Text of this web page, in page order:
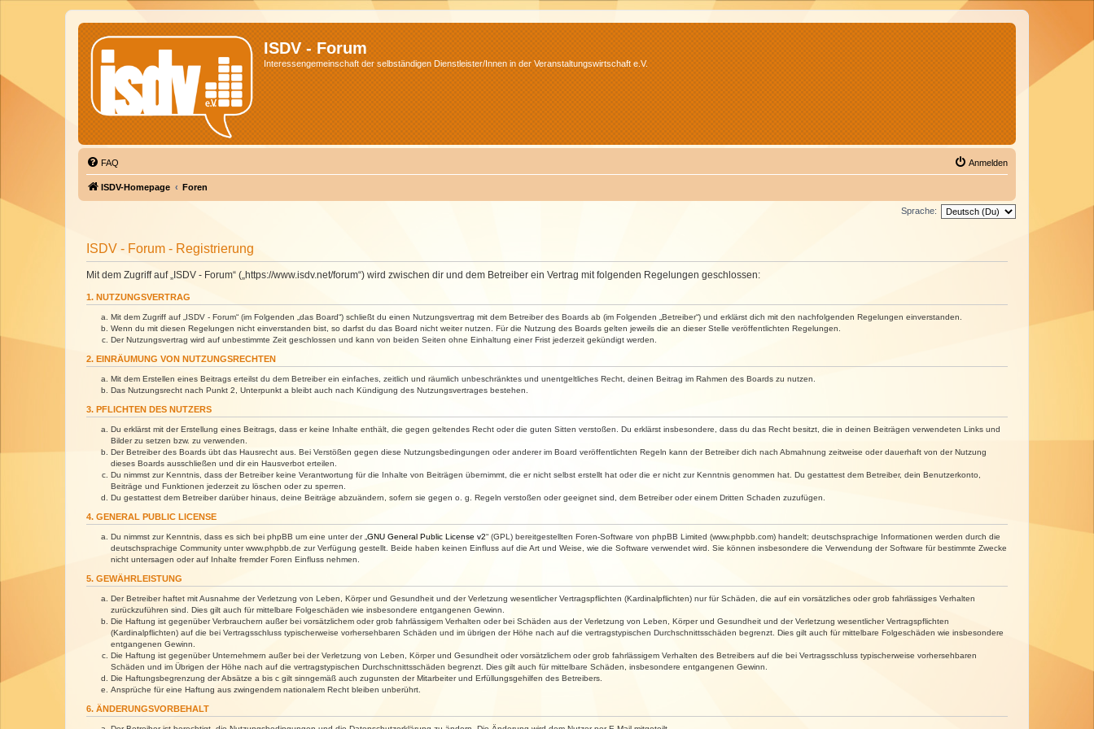
ISDV - Forum
Interessengemeinschaft der selbständigen Dienstleister/Innen in der Veranstaltungswirtschaft e.V.
FAQ Anmelden
ISDV-Homepage Foren
Sprache:
ISDV - Forum - Registrierung
Mit dem Zugriff auf „ISDV - Forum“ („https://www.isdv.net/forum“) wird zwischen dir und dem Betreiber ein Vertrag mit folgenden Regelungen geschlossen:
1. NUTZUNGSVERTRAG
Mit dem Zugriff auf „ISDV - Forum“ (im Folgenden „das Board“) schließt du einen Nutzungsvertrag mit dem Betreiber des Boards ab (im Folgenden „Betreiber“) und erklärst dich mit den nachfolgenden Regelungen einverstanden.
Wenn du mit diesen Regelungen nicht einverstanden bist, so darfst du das Board nicht weiter nutzen. Für die Nutzung des Boards gelten jeweils die an dieser Stelle veröffentlichten Regelungen.
Der Nutzungsvertrag wird auf unbestimmte Zeit geschlossen und kann von beiden Seiten ohne Einhaltung einer Frist jederzeit gekündigt werden.
2. EINRÄUMUNG VON NUTZUNGSRECHTEN
Mit dem Erstellen eines Beitrags erteilst du dem Betreiber ein einfaches, zeitlich und räumlich unbeschränktes und unentgeltliches Recht, deinen Beitrag im Rahmen des Boards zu nutzen.
Das Nutzungsrecht nach Punkt 2, Unterpunkt a bleibt auch nach Kündigung des Nutzungsvertrages bestehen.
3. PFLICHTEN DES NUTZERS
Du erklärst mit der Erstellung eines Beitrags, dass er keine Inhalte enthält, die gegen geltendes Recht oder die guten Sitten verstoßen. Du erklärst insbesondere, dass du das Recht besitzt, die in deinen Beiträgen verwendeten Links und
Bilder zu setzen bzw. zu verwenden.
Der Betreiber des Boards übt das Hausrecht aus. Bei Verstößen gegen diese Nutzungsbedingungen oder anderer im Board veröffentlichten Regeln kann der Betreiber dich nach Abmahnung zeitweise oder dauerhaft von der Nutzung
dieses Boards ausschließen und dir ein Hausverbot erteilen.
Du nimmst zur Kenntnis, dass der Betreiber keine Verantwortung für die Inhalte von Beiträgen übernimmt, die er nicht selbst erstellt hat oder die er nicht zur Kenntnis genommen hat. Du gestattest dem Betreiber, dein Benutzerkonto,
Beiträge und Funktionen jederzeit zu löschen oder zu sperren.
Du gestattest dem Betreiber darüber hinaus, deine Beiträge abzuändern, sofern sie gegen o. g. Regeln verstoßen oder geeignet sind, dem Betreiber oder einem Dritten Schaden zuzufügen.
4. GENERAL PUBLIC LICENSE
Du nimmst zur Kenntnis, dass es sich bei phpBB um eine unter der „ GNU General Public License v2“ (GPL) bereitgestellten Foren-Software von phpBB Limited (www.phpbb.com) handelt; deutschsprachige Informationen werden durch die
deutschsprachige Community unter www.phpbb.de zur Verfügung gestellt. Beide haben keinen Einfluss auf die Art und Weise, wie die Software verwendet wird. Sie können insbesondere die Verwendung der Software für bestimmte Zwecke
nicht untersagen oder auf Inhalte fremder Foren Einfluss nehmen.
5. GEWÄHRLEISTUNG
Der Betreiber haftet mit Ausnahme der Verletzung von Leben, Körper und Gesundheit und der Verletzung wesentlicher Vertragspflichten (Kardinalpflichten) nur für Schäden, die auf ein vorsätzliches oder grob fahrlässiges Verhalten
zurückzuführen sind. Dies gilt auch für mittelbare Folgeschäden wie insbesondere entgangenen Gewinn.
Die Haftung ist gegenüber Verbrauchern außer bei vorsätzlichem oder grob fahrlässigem Verhalten oder bei Schäden aus der Verletzung von Leben, Körper und Gesundheit und der Verletzung wesentlicher Vertragspflichten
(Kardinalpflichten) auf die bei Vertragsschluss typischerweise vorhersehbaren Schäden und im übrigen der Höhe nach auf die vertragstypischen Durchschnittsschäden begrenzt. Dies gilt auch für mittelbare Folgeschäden wie insbesondere
entgangenen Gewinn.
Die Haftung ist gegenüber Unternehmern außer bei der Verletzung von Leben, Körper und Gesundheit oder vorsätzlichem oder grob fahrlässigem Verhalten des Betreibers auf die bei Vertragsschluss typischerweise vorhersehbaren
Schäden und im Übrigen der Höhe nach auf die vertragstypischen Durchschnittsschäden begrenzt. Dies gilt auch für mittelbare Schäden, insbesondere entgangenen Gewinn.
Die Haftungsbegrenzung der Absätze a bis c gilt sinngemäß auch zugunsten der Mitarbeiter und Erfüllungsgehilfen des Betreibers.
Ansprüche für eine Haftung aus zwingendem nationalem Recht bleiben unberührt.
6. ÄNDERUNGSVORBEHALT